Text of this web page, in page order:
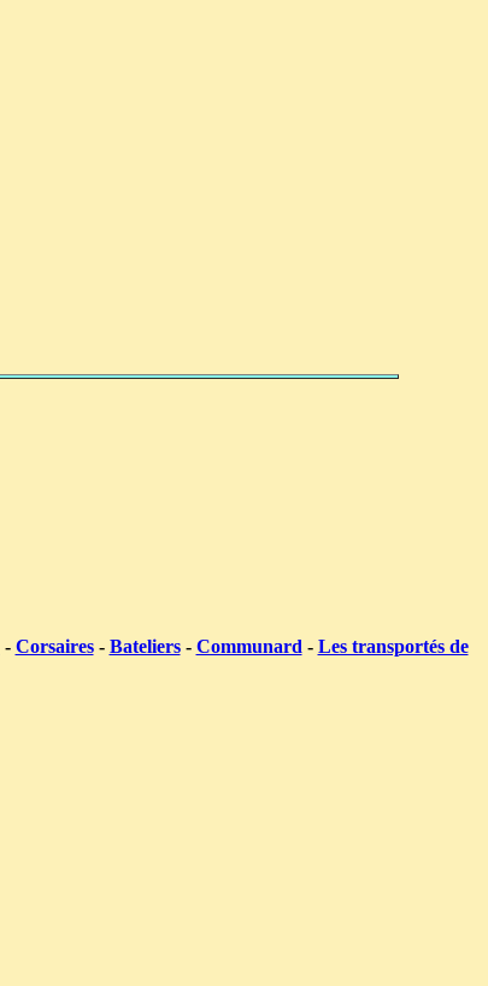
- Corsaires- Bateliers- Communard - Les transportés de